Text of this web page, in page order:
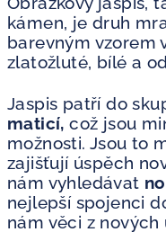
kámen, je druh
barevným vzorem
zlatožluté, bílé a
Jaspis patří do
maticí, což jsou
možnosti. Jsou to
zajišťují úspěch
nám vyhledávat
nejlepší spojenci
nám věci z